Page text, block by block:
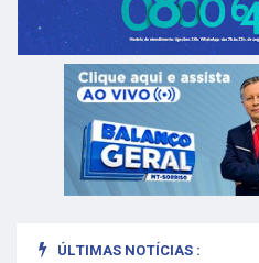
ÚLTIMAS NOTÍCIAS :